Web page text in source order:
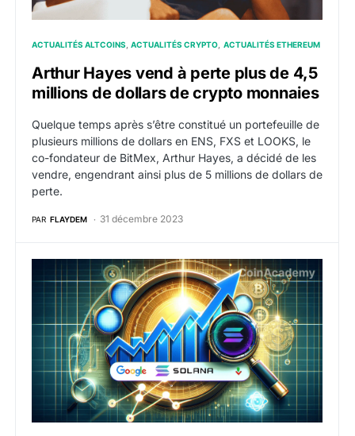
ACTUALITÉS ALTCOINS ACTUALITÉS CRYPTO ACTUALITÉS ETHEREUM
Arthur Hayes vend à perte plus de 4,5
millions de dollars de crypto monnaies
Quelque temps après s’être constitué un portefeuille de
plusieurs millions de dollars en ENS, FXS et LOOKS, le
co-fondateur de BitMex, Arthur Hayes, a décidé de les
vendre, engendrant ainsi plus de 5 millions de dollars de
perte.
PAR FLAYDEM 31 décembre 2023
Google : les recherches pour Solana dépassent